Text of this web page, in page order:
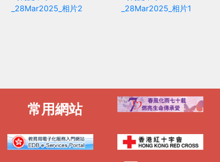
_28Mar2025_相片2
_28Mar2025_相片1
常用網站